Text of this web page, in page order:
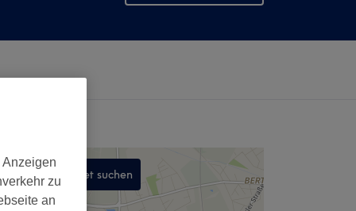
Karte anzeigen
In diesem Gebiet suchen
,
zu
an